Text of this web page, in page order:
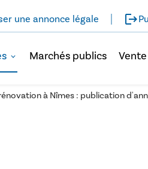
une annonce légale logout
Marchés publics
à Nîmes : publication